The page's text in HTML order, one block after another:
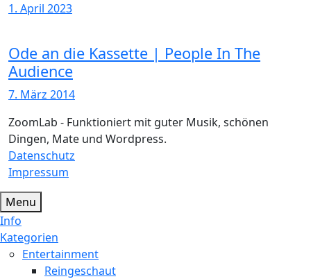
1. April 2023
Ode an die Kassette | People In The
Audience
7. März 2014
ZoomLab - Funktioniert mit guter Musik, schönen
Dingen, Mate und Wordpress.
Datenschutz
Impressum
Menu
Info
Kategorien
Entertainment
Reingeschaut